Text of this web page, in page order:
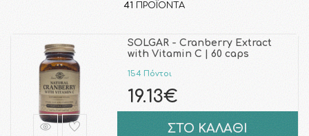
41 ΠΡΟΪΌΝΤΑ
SOLGAR - Cranberry Extract
with Vitamin C | 60 caps
154 Πόντοι
19.13€
ΣΤΟ ΚΑΛΑΘΙ